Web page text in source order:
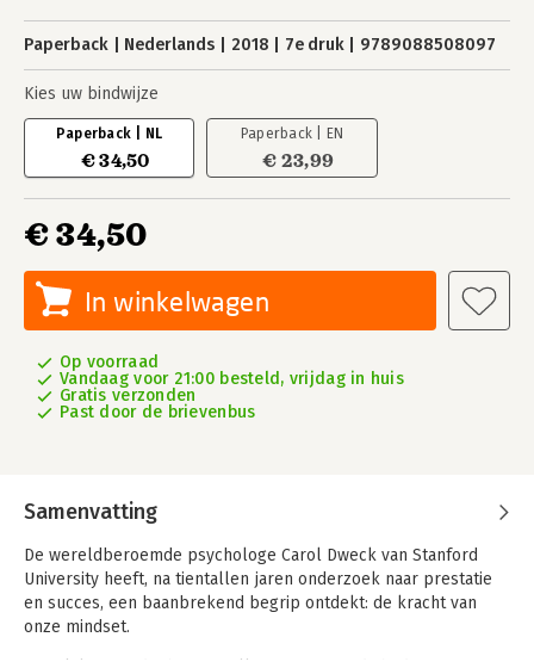
Paperback Nederlands 2018 7e druk 9789088508097
Kies uw bindwijze
Paperback | NL
€ 34,50
Paperback | EN
€ 23,99
€ 34,50
In winkelwagen
Op voorraad
Vandaag voor 21:00 besteld, vrijdag in huis
Gratis verzonden
Past door de brievenbus
Samenvatting
De wereldberoemde psychologe Carol Dweck van Stanford
University heeft, na tientallen jaren onderzoek naar prestatie
en succes, een baanbrekend begrip ontdekt: de kracht van
onze mindset.